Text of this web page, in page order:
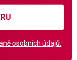
osobních údajů.